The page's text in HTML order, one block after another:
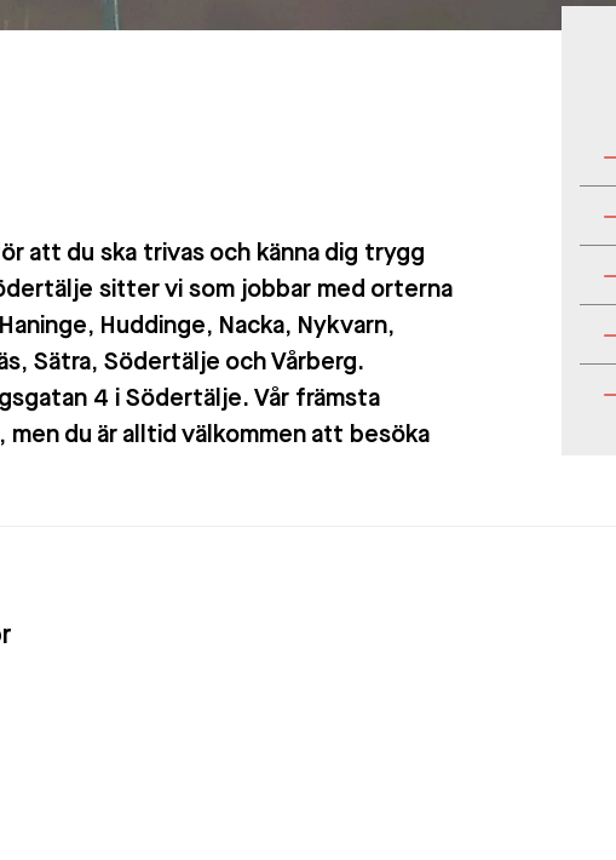
att du ska trivas och känna dig trygg
sitter vi som jobbar med orterna
Huddinge, Nacka, Nykvarn,
Sätra, Södertälje och Vårberg.
4 i Södertälje. Vår främsta
du är alltid välkommen att besöka